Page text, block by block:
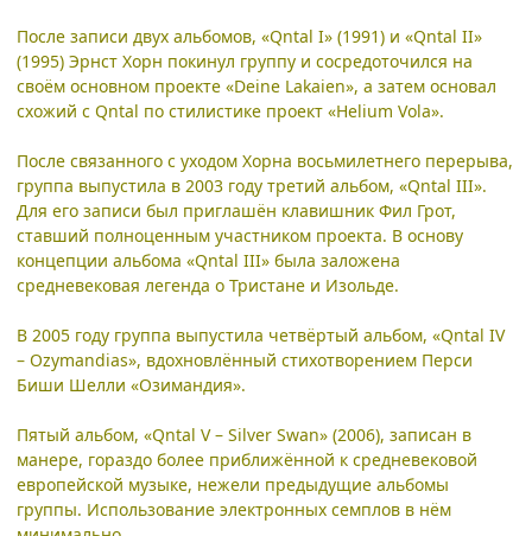
После записи двух альбомов, «Qntal I» (1991) и «Qntal II»
(1995) Эрнст Хорн покинул группу и сосредоточился на
своём основном проекте «Deine Lakaien», а затем основал
схожий с Qntal по стилистике проект «Helium Vola».
После связанного с уходом Хорна восьмилетнего перерыва,
группа выпустила в 2003 году третий альбом, «Qntal III».
Для его записи был приглашён клавишник Фил Грот,
ставший полноценным участником проекта. В основу
концепции альбома «Qntal III» была заложена
средневековая легенда о Тристане и Изольде.
В 2005 году группа выпустила четвёртый альбом, «Qntal IV
– Ozymandias», вдохновлённый стихотворением Перси
Биши Шелли «Озимандия».
Пятый альбом, «Qntal V – Silver Swan» (2006), записан в
манере, гораздо более приближённой к средневековой
европейской музыке, нежели предыдущие альбомы
группы. Использование электронных семплов в нём